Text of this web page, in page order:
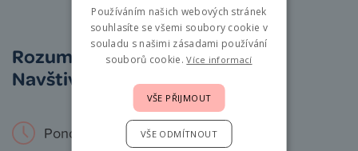
Zásady zpracování osobních údajů
Rozumíme vám i miminkům.
Navštivte nás osobně!
Pondělí – Neděle: 9 – 19 hod.
Používáním našich webových stránek
souhlasíte se všemi soubory cookie v
souladu s našimi zásadami používání
souborů cookie.Více informací
VŠE PŘIJMOUT
VŠE ODMÍTNOUT